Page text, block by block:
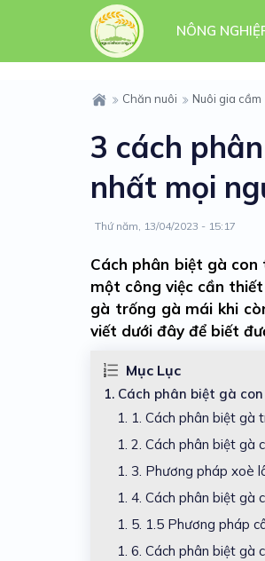
NÔNG
Chăn nuôi Nuôi gia cầm
3 cách
nhất mọi
Thứ năm, 13/04/2023 - 15:17
Cách phân biệt gà
một công việc cần
gà trống gà mái khi
viết dưới đây để biết
Mục Lục
1. Cách phân biệt gà
1. 1. Cách phân biệt gà
1. 2. Cách phân biệt gà
1. 3. Phương pháp xoè
1. 4. Cách phân biệt gà
1. 5. 1.5 Phương pháp
1. 6. Cách phân biệt gà